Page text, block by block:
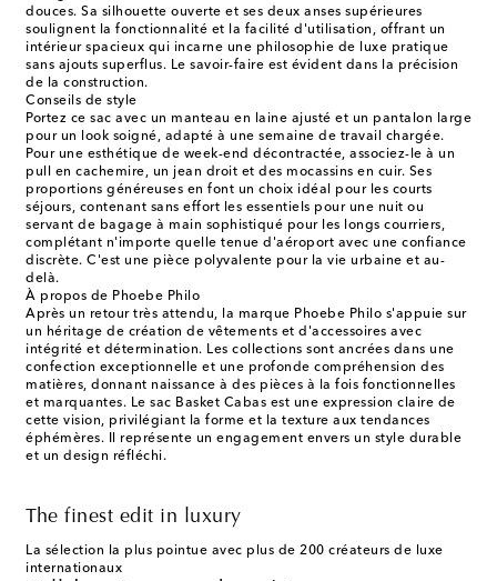
douces. Sa silhouette ouverte et ses deux anses supérieures
soulignent la fonctionnalité et la facilité d'utilisation, offrant un
intérieur spacieux qui incarne une philosophie de luxe pratique
sans ajouts superflus. Le savoir-faire est évident dans la précision
de la construction.
Conseils de style
Portez ce sac avec un manteau en laine ajusté et un pantalon large
pour un look soigné, adapté à une semaine de travail chargée.
Pour une esthétique de week-end décontractée, associez-le à un
pull en cachemire, un jean droit et des mocassins en cuir. Ses
proportions généreuses en font un choix idéal pour les courts
séjours, contenant sans effort les essentiels pour une nuit ou
servant de bagage à main sophistiqué pour les longs courriers,
complétant n'importe quelle tenue d'aéroport avec une confiance
discrète. C'est une pièce polyvalente pour la vie urbaine et au-
delà.
À propos de Phoebe Philo
Après un retour très attendu, la marque Phoebe Philo s'appuie sur
un héritage de création de vêtements et d'accessoires avec
intégrité et détermination. Les collections sont ancrées dans une
confection exceptionnelle et une profonde compréhension des
matières, donnant naissance à des pièces à la fois fonctionnelles
et marquantes. Le sac Basket Cabas est une expression claire de
cette vision, privilégiant la forme et la texture aux tendances
éphémères. Il représente un engagement envers un style durable
et un design réfléchi.
The finest edit in luxury
La sélection la plus pointue avec plus de 200 créateurs de luxe
internationaux